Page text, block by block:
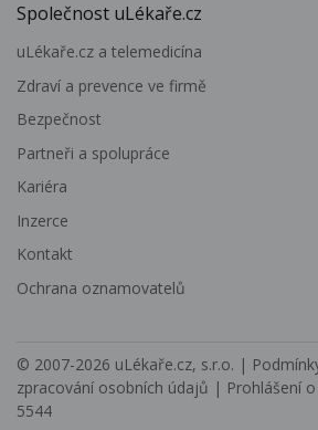
Společnost uLékaře.cz
uLékaře.cz a telemedicína
Zdraví a prevence ve firmě
Bezpečnost
Partneři a spolupráce
Kariéra
Inzerce
Kontakt
Ochrana oznamovatelů
© 2007-2026 uLékaře.cz, s.r.o. |
zpracování osobních údajů | Prohlášení
5544